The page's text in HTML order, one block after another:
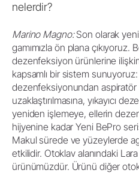
nelerdir?
Marino Magno:Son olarak
gamımızla ön plana çıkıyoruz.
dezenfeksiyon ürünlerine
kapsamlı bir sistem
dezenfeksiyonundan
uzaklaştırılmasına, yıkayıcı
yeniden işlemeye, ellerin
hijyenine kadar Yeni BePro
Makul sürede ve yüzeylerde
etkilidir. Otoklav alanındaki
ürünümüzdür. Ürünü diğer